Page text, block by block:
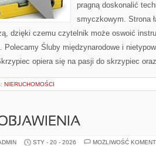
pragną doskonalić
smyczkowym. Strona
dzięki czemu czytelnik może oswoić
Polecamy Śluby międzynarodowe i
opiera się na pasji do skrzypiec
NIERUCHOMOŚCI
STY - 20 - 2026 MOŻLIWOŚĆ